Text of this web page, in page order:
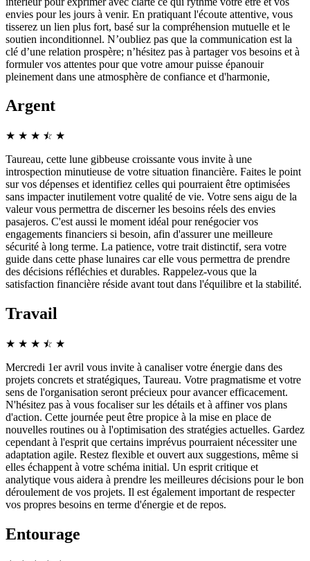
envies pour les jours à venir. En pratiquant l'écoute attentive, vous
tisserez un lien plus fort, basé sur la compréhension mutuelle et le
soutien inconditionnel. N’oubliez pas que la communication est la
clé d’une relation prospère; n’hésitez pas à partager vos besoins et à
formuler vos attentes pour que votre amour puisse épanouir
pleinement dans une atmosphère de confiance et d'harmonie,
Argent
★ ★ ★ ☆
★ ★
Taureau, cette lune gibbeuse croissante vous invite à une
introspection minutieuse de votre situation financière. Faites le point
sur vos dépenses et identifiez celles qui pourraient être optimisées
sans impacter inutilement votre qualité de vie. Votre sens aigu de la
valeur vous permettra de discerner les besoins réels des envies
pasajeros. C'est aussi le moment idéal pour renégocier vos
engagements financiers si besoin, afin d'assurer une meilleure
sécurité à long terme. La patience, votre trait distinctif, sera votre
guide dans cette phase lunaires car elle vous permettra de prendre
des décisions réfléchies et durables. Rappelez-vous que la
satisfaction financière réside avant tout dans l'équilibre et la stabilité.
Travail
★ ★ ★ ☆
★ ★
Mercredi 1er avril vous invite à canaliser votre énergie dans des
projets concrets et stratégiques, Taureau. Votre pragmatisme et votre
sens de l'organisation seront précieux pour avancer efficacement.
N'hésitez pas à vous focaliser sur les détails et à affiner vos plans
d'action. Cette journée peut être propice à la mise en place de
nouvelles routines ou à l'optimisation des stratégies actuelles. Gardez
cependant à l'esprit que certains imprévus pourraient nécessiter une
adaptation agile. Restez flexible et ouvert aux suggestions, même si
elles échappent à votre schéma initial. Un esprit critique et
analytique vous aidera à prendre les meilleures décisions pour le bon
déroulement de vos projets. Il est également important de respecter
vos propres besoins en terme d'énergie et de repos.
Entourage